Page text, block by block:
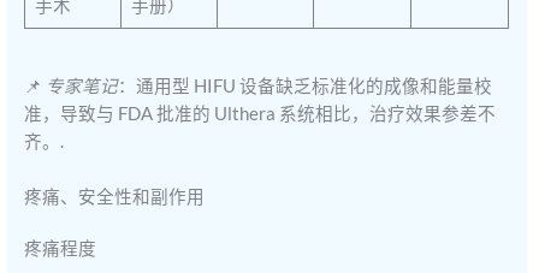
手术 手册）
📌 专家笔记：通用型 HIFU 设备缺乏标准化的成像和能量校
准，导致与 FDA 批准的 Ulthera 系统相比，治疗效果参差不
齐。.
疼痛、安全性和副作用
疼痛程度